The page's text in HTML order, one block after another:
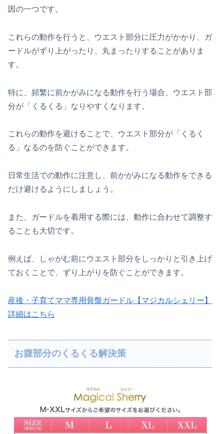
因の一つです。
これらの動作を行うと、ウエスト部分に圧力がかかり、ガ
ードルがずり上がったり、丸まったりすることがありま
す。
特に、頻繁に前かがみになる動作を行う場合、ウエスト部
分が「くるくる」なりやすくなります。
これらの動作を避けることで、ウエスト部分が「くるく
る」なるのを防ぐことができます。
日常生活での動作に注意し、前かがみになる動作をできる
だけ避けるようにしましょう。
また、ガードルを着用する際には、動作に合わせて調整す
ることも大切です。
例えば、しゃがむ前にウエスト部分をしっかりと引き上げ
ておくことで、ずり上がりを防ぐことができます。
産後・子育てママ専用骨盤ガードル【マジカルシェリー】
詳細はこちら
お腹部分のくるくる解決策